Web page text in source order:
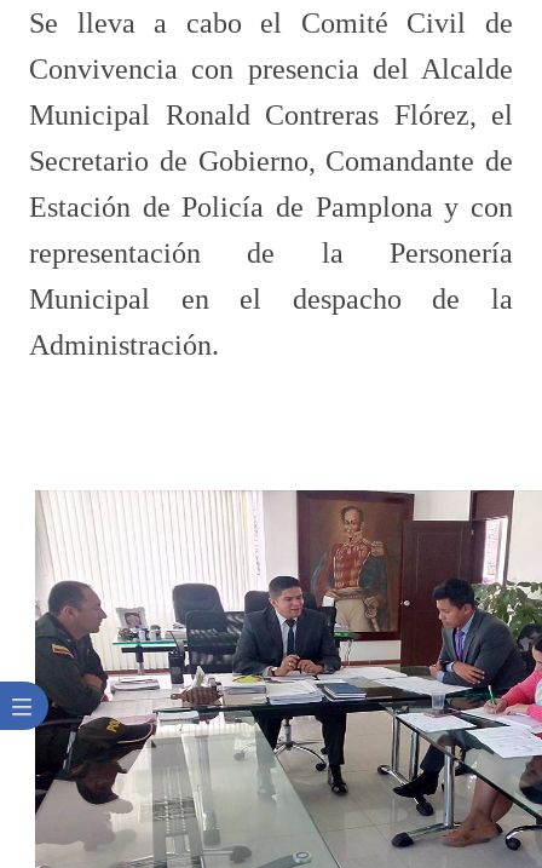
Se lleva a cabo el Comité Civil de
Convivencia con presencia del Alcalde
Municipal Ronald Contreras Flórez, el
Secretario de Gobierno, Comandante de
Estación de Policía de Pamplona y con
representación de la Personería
Municipal en el despacho de la
Administración.​